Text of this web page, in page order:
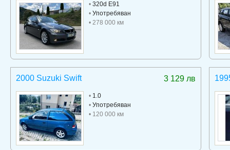
• 320d E91
• Употребяван
• 278 000 км
3 129 лв
2000 Suzuki Swift
• 1.0
• Употребяван
• 120 000 км